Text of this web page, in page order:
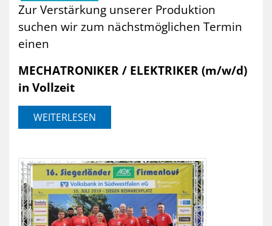
Zur Verstärkung unserer Produktion
suchen wir zum nächstmöglichen Termin
einen
MECHATRONIKER / ELEKTRIKER (m/w/d)
in Vollzeit
WEITERLESEN